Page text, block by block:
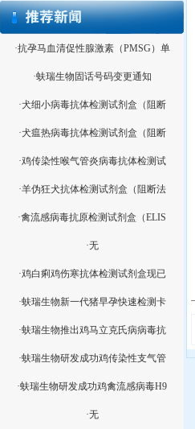
·抗孕马血清促性腺激素（PMSG）单
·蚨瑞生物固话号码变更通知
·犬细小病毒抗体检测试剂盒（阻断
·犬瘟热病毒抗体检测试剂盒（阻断
·鸡传染性喉气管炎病毒抗体检测试
·羊伪狂犬抗体检测试剂盒（阻断法
·禽流感病毒抗原检测试剂盒（ELIS
·无
·鸡白痢鸡伤寒抗体检测试剂盒现已
·蚨瑞生物新一代猪早孕快速检测卡
·蚨瑞生物推出鸡马立克氏病病毒抗
·蚨瑞生物研发成功鸡传染性支气管
·蚨瑞生物研发成功鸡禽流感病毒H9
·无